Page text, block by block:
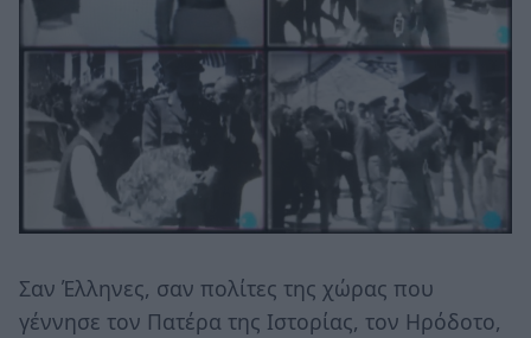
Σαν Έλληνες, σαν πολίτες της χώρας που
γέννησε τον Πατέρα της Ιστορίας, τον Ηρόδοτο,